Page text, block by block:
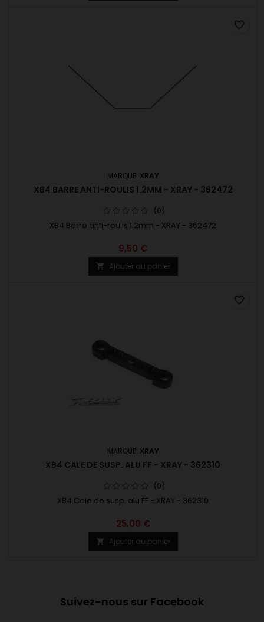
MARQUE: XRAY
XB4 BARRE ANTI-ROULIS 1.2MM - XRAY - 362472
(0)
XB4 Barre anti-roulis 1.2mm - XRAY - 362472
9,50 €
 Ajouter au panier
favorite_border
MARQUE: XRAY
XB4 CALE DE SUSP. ALU FF - XRAY - 362310
(0)
XB4 Cale de susp. alu FF - XRAY - 362310
25,00 €
 Ajouter au panier
favorite_border
Suivez-nous sur Facebook